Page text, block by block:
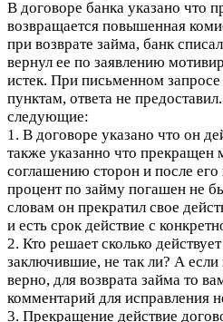
В договоре банка указано что
возвращается повышенная
при возврате займа, банк
вернул ее по заявлению
истек. При письменном
пунктам, ответа не
следующие:
1. В договоре указано что он
также указанно что прекращен
соглашению сторон и после
процент по займу погашен не
словам он прекратил свое
и есть срок действие с
2. Кто решает сколько
заключившие, не так ли? А если
верно, для возврата займа то
комментарий для исправления
3. Прекращение действие